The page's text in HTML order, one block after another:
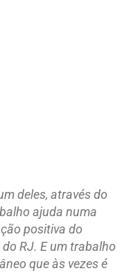
deles, através do
ajuda numa
positiva do
RJ. E um trabalho
que às vezes é